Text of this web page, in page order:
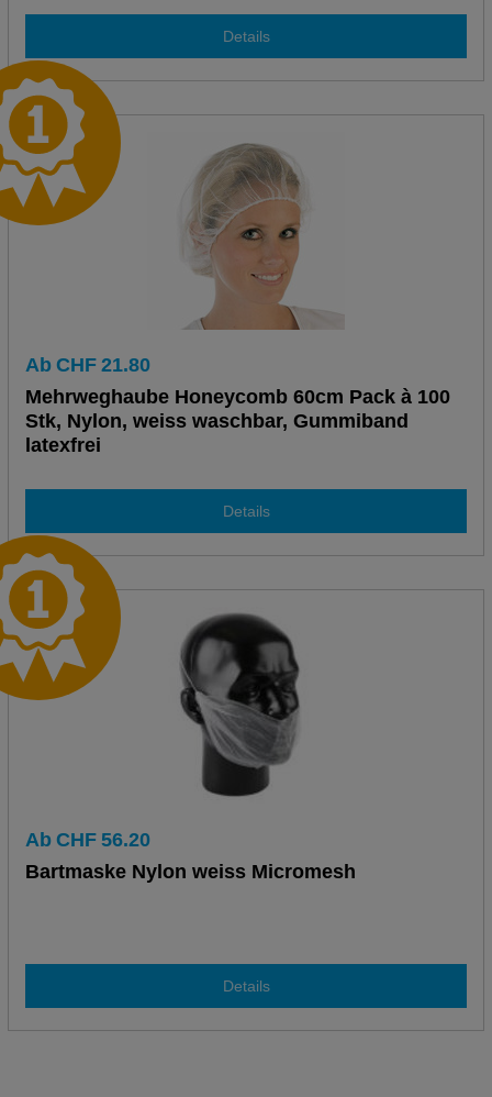
Details
Ab CHF 21.80
Mehrweghaube Honeycomb 60cm Pack à 100
Stk, Nylon, weiss waschbar, Gummiband
latexfrei
Details
Ab CHF 56.20
Bartmaske Nylon weiss Micromesh
Details